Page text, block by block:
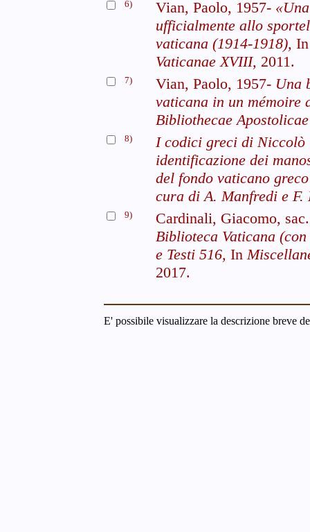
6) Vian, Paolo, 1957-
ufficialmente allo
vaticana (1914-1918),
Vaticanae XVIII, 2011.
7) Vian, Paolo, 1957- Una
vaticana in un mémoire
Bibliothecae
8)
I codici greci di Niccolò
identificazione dei
del fondo vaticano
cura di A. Manfredi e F.
9)
Cardinali, Giacomo,
Biblioteca Vaticana
e Testi 516, In
2017.
E' possibile visualizzare la descrizione breve